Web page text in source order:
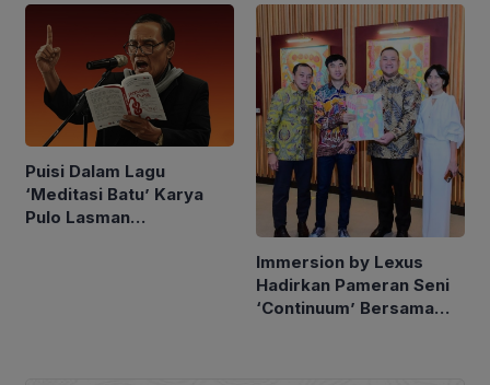
Puisi Dalam Lagu
‘Meditasi Batu’ Karya
Pulo Lasman
Immersion by Lexus
Hadirkan Pameran Seni
‘Continuum’ Bersama